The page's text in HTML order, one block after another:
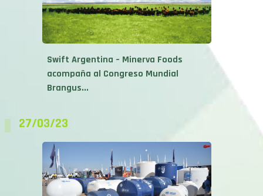
Swift Argentina – Minerva Foods
acompaña al Congreso Mundial
Brangus...
27/03/23